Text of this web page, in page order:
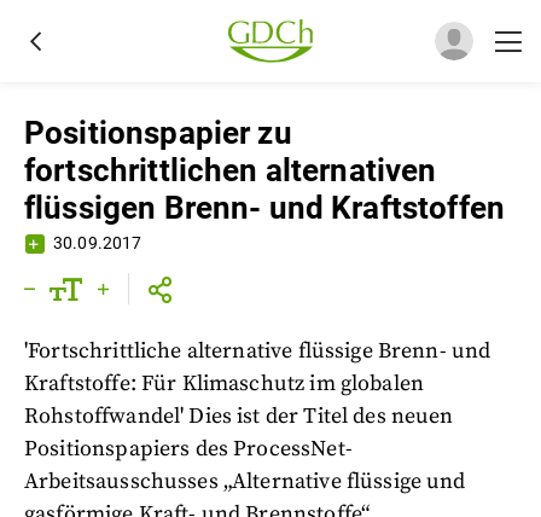
Positionspapier zu
fortschrittlichen alternativen
flüssigen Brenn- und Kraftstoffen
30.09.2017
'Fortschrittliche alternative flüssige Brenn- und
Kraftstoffe: Für Klimaschutz im globalen
Rohstoffwandel' Dies ist der Titel des neuen
Positionspapiers des ProcessNet-
Arbeitsausschusses „Alternative flüssige und